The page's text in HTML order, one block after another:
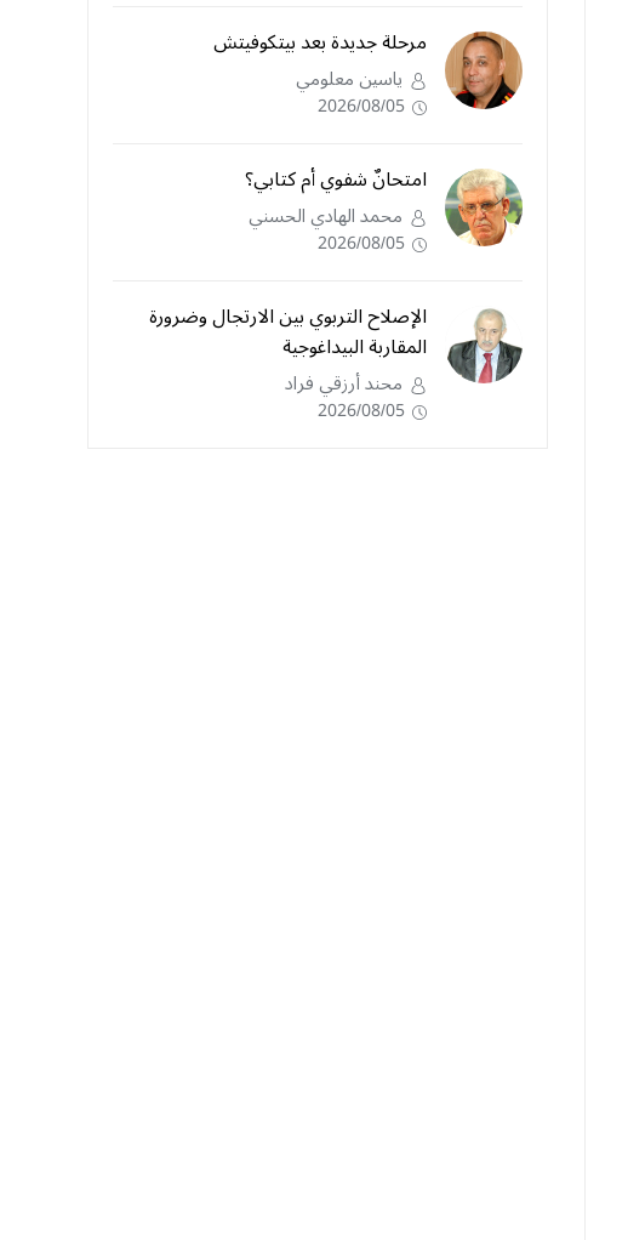
مرحلة جديدة بعد بيتكوفيتش
ياسين معلومي
2026/08/05
امتحانٌ شفوي أم كتابي؟
محمد الهادي الحسني
2026/08/05
الإصلاح التربوي بين الارتجال وضرورة
المقاربة البيداغوجية
محند أرزقي فراد
2026/08/05